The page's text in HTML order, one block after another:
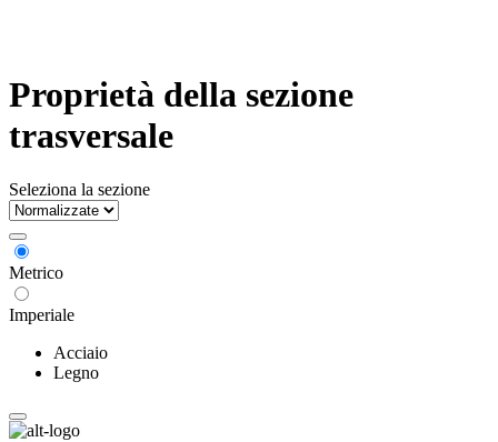
Proprietà della sezione
trasversale
Seleziona la sezione
Metrico
Imperiale
Acciaio
Legno